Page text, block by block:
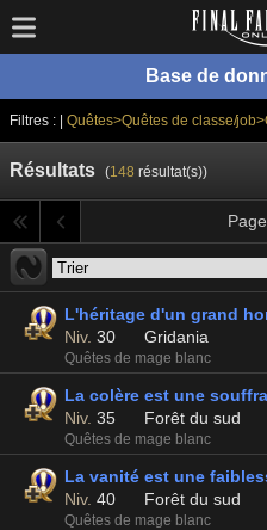
Base de
Filtres : | Quêtes>Quêtes de classe/
Résultats (148 résultat(s))
L'héritage d'un grand
Niv. 30 Gridania
Quêtes de mage blanc
La colère est une
Niv. 35 Forêt du sud
Quêtes de mage blanc
La vanité est une
Niv. 40 Forêt du sud
Quêtes de mage blanc